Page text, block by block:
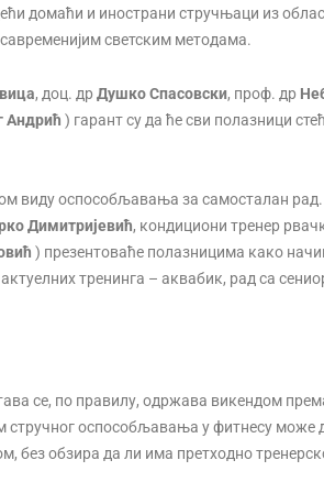
домаћи и инострани стручњаци из
светским методама.
, доц. др Душко Спасовски, проф. др
Андрић ) гарант су да ће сви полазници
виду оспособљавања за самосталан
Димитријевић, кондициони тренер
) презентоваће полазницима како
тренинга – аквабик, рад са
се, по правилу, одржава викендом
стручног оспособљавања у фитнесу може
обзира да ли има претходно